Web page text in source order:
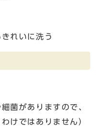
れいに洗う
菌がありますので、
けではありません）